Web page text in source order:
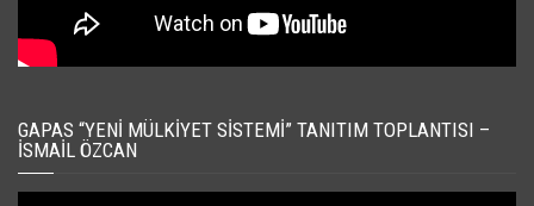
GAPAS “YENI MÜLKIYET SISTEMI” TANITIM TOPLANTISI –
İSMAIL ÖZCAN